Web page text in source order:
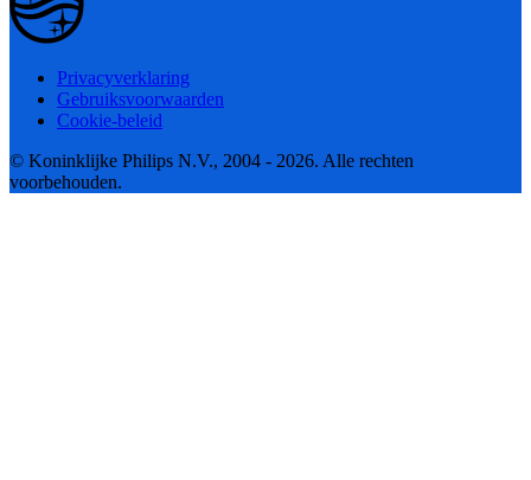
Privacyverklaring
Gebruiksvoorwaarden
Cookie-beleid
© Koninklijke Philips N.V., 2004 - 2026. Alle rechten
voorbehouden.